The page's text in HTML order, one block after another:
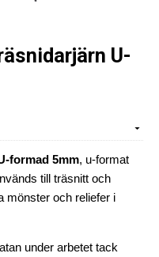
U-
formad 5mm, u-format
till träsnitt och
mönster och reliefer i
under arbetet tack